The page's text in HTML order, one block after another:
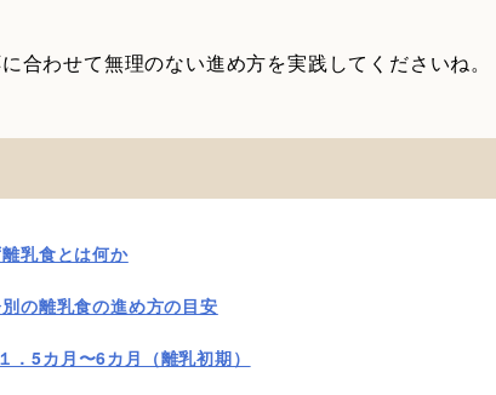
合わせて無理のない進め方を実践してくださいね。
乳食とは何か
の離乳食の進め方の目安
．5カ月〜6カ月（離乳初期）